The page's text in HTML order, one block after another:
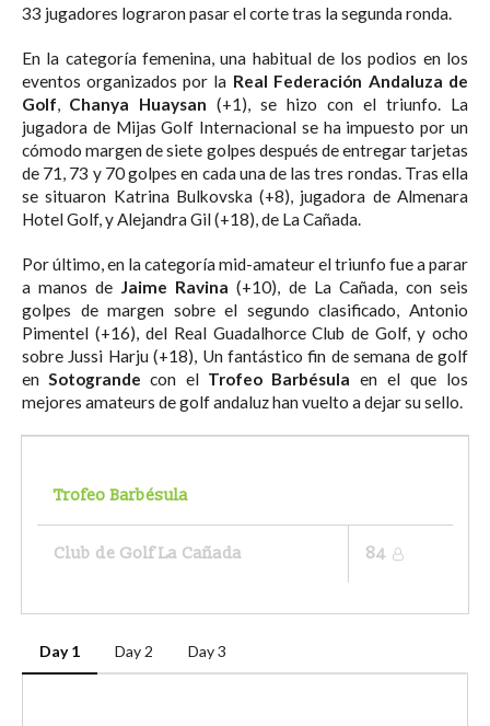
33 jugadores lograron pasar el corte tras la segunda ronda.
En la categoría femenina, una habitual de los podios en los
eventos organizados por la Real Federación Andaluza de
Golf, Chanya Huaysan (+1), se hizo con el triunfo. La
jugadora de Mijas Golf Internacional se ha impuesto por un
cómodo margen de siete golpes después de entregar tarjetas
de 71, 73 y 70 golpes en cada una de las tres rondas. Tras ella
se situaron Katrina Bulkovska (+8), jugadora de Almenara
Hotel Golf, y Alejandra Gil (+18), de La Cañada.
Por último, en la categoría mid-amateur el triunfo fue a parar
a manos de Jaime Ravina (+10), de La Cañada, con seis
golpes de margen sobre el segundo clasificado, Antonio
Pimentel (+16), del Real Guadalhorce Club de Golf, y ocho
sobre Jussi Harju (+18), Un fantástico fin de semana de golf
en Sotogrande con el Trofeo Barbésula en el que los
mejores amateurs de golf andaluz han vuelto a dejar su sello.
Trofeo Barbésula
Club de Golf La Cañada 84
Day 1 Day 2 Day 3